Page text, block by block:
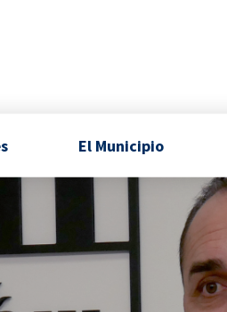
El Municipio